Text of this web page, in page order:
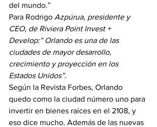
del mundo.”
Para Rodrigo Azpúrua, presidente y
CEO, de Riviera Point Invest +
Develop:” Orlando es una de las
ciudades de mayor desarrollo,
crecimiento y proyección en los
Estados Unidos”.
Según la Revista Forbes, Orlando
quedo como la ciudad número uno para
invertir en bienes raíces en el 2108, y
eso dice mucho. Además de las nuevas